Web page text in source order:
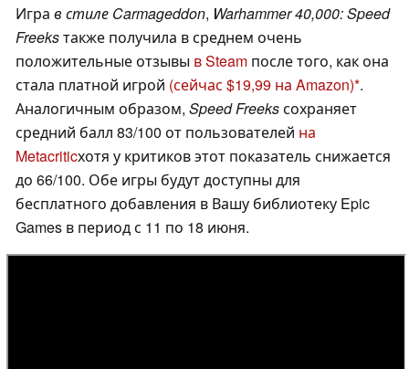
Игра в стиле Carmageddon, Warhammer 40,000: Speed
Freeksтакже получила в среднем очень
положительные отзывы в Steam после того, как она
стала платной игрой (сейчас $19,99 на Amazon) .
Аналогичным образом, Speed Freeksсохраняет
средний балл 83/100 от пользователей на
Metacriticхотя у критиков этот показатель снижается
до 66/100. Обе игры будут доступны для
бесплатного добавления в Вашу библиотеку Epic
Games в период с 11 по 18 июня.